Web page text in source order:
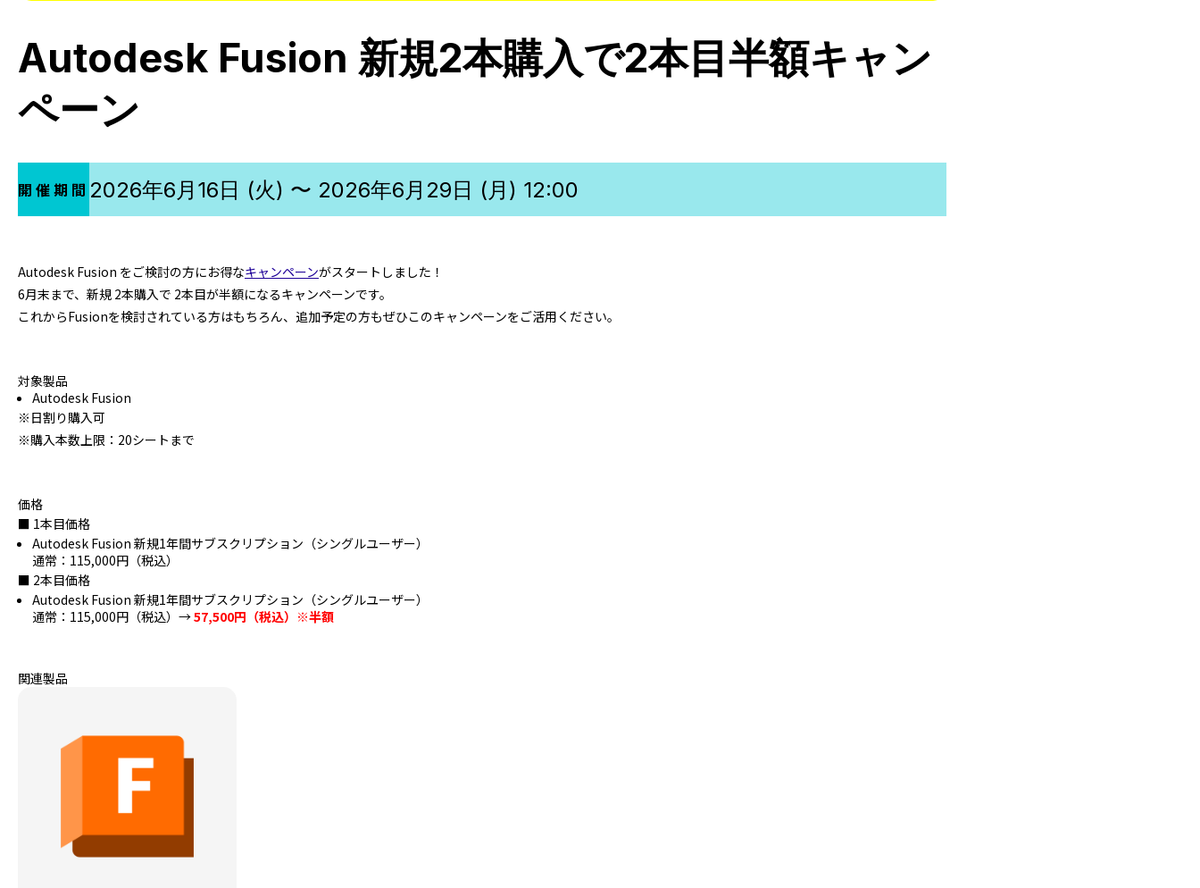
Autodesk Fusion 新規2本購入で2本目半額キャン
ペーン
開催期間 2026年6月16日 (火) 〜 2026年6月29日 (月) 12:00
Autodesk Fusion をご検討の方にお得なキャンペーンがスタートしました！
6月末まで、新規 2本購入で 2本目が半額になるキャンペーンです。
これからFusionを検討されている方はもちろん、追加予定の方もぜひこのキャンペーンをご活用ください。
対象製品
Autodesk Fusion
※日割り購入可
※購入本数上限：20シートまで
価格
■ 1本目価格
Autodesk Fusion 新規1年間サブスクリプション（シングルユーザー）
通常：115,000円（税込）
■ 2本目価格
Autodesk Fusion 新規1年間サブスクリプション（シングルユーザー）
通常：115,000円（税込）→57,500円（税込）※半額
関連製品